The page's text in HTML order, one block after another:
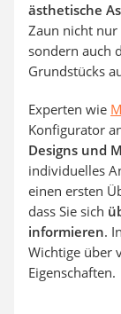
ästhetische
Zaun nicht nur
sondern auch
Grundstücks
Experten wie
Konfigurator
Designs und
individuelles
einen ersten
dass Sie sich
informieren.
Wichtige über
Eigenschaften.